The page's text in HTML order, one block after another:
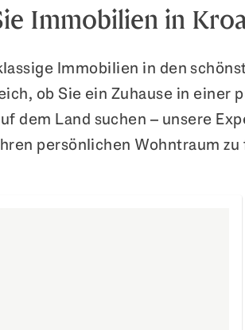
Immobilien in
Immobilien in den
ob Sie ein Zuhause in einer
dem Land suchen – unsere
persönlichen Wohntraum zu